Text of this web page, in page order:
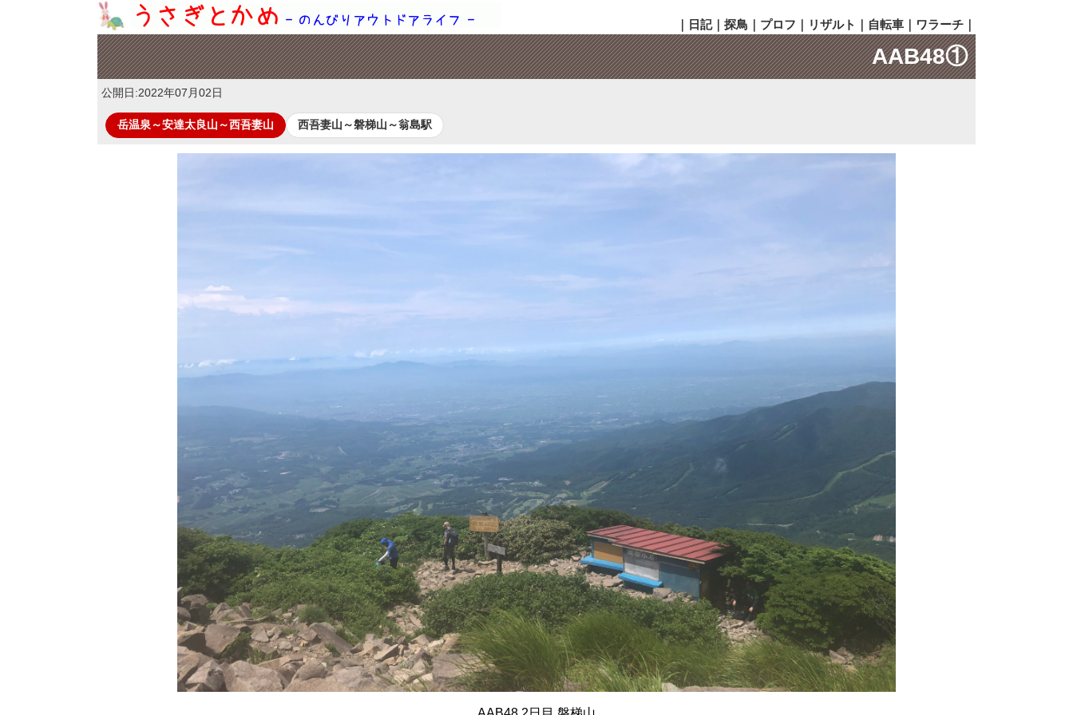
｜ 日記｜ 探鳥 ｜ プロフ ｜ リザルト ｜ 自転車 ｜ ワラーチ ｜
AAB48①
公開日:2022年07月02日
岳温泉～安達太良山～西吾妻山 西吾妻山～磐梯山～翁島駅